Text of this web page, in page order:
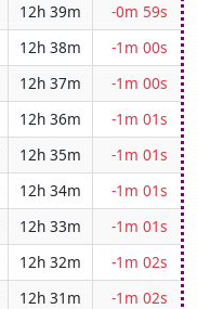
12h 39m
-0m 59s
12h 38m
-1m 00s
12h 37m
-1m 00s
12h 36m
-1m 01s
12h 35m
-1m 01s
12h 34m
-1m 01s
12h 33m
-1m 01s
12h 32m
-1m 02s
12h 31m
-1m 02s